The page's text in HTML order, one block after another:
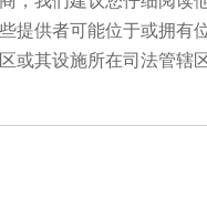
提供者可能位于或拥有
或其设施所在司法管辖